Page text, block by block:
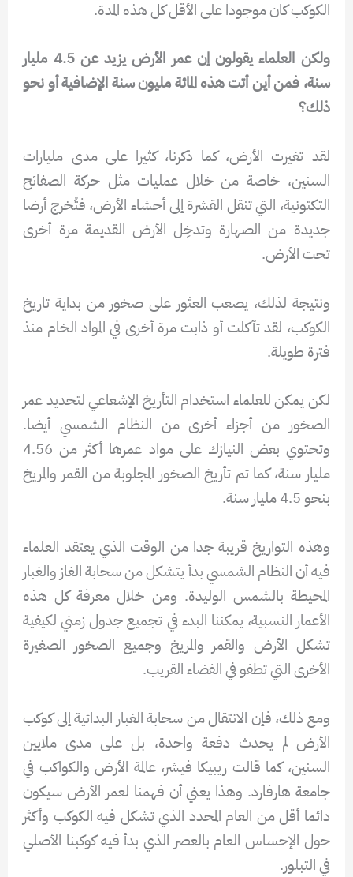
الكوكب كان موجودا على الأقل كل هذه المدة.
ولكن العلماء يقولون إن عمر الأرض يزيد عن 4.5 مليار
سنة، فمن أين أتت هذه المائة مليون سنة الإضافية أو نحو
ذلك؟
لقد تغيرت الأرض، كما ذكرنا، كثيرا على مدى مليارات
السنين، خاصة من خلال عمليات مثل حركة الصفائح
التكتونية، التي تنقل القشرة إلى أحشاء الأرض، فتُخرج أرضا
جديدة من الصهارة وتدخِل الأرض القديمة مرة أخرى
تحت الأرض.
ونتيجة لذلك، يصعب العثور على صخور من بداية تاريخ
الكوكب، لقد تآكلت أو ذابت مرة أخرى في المواد الخام منذ
فترة طويلة.
لكن يمكن للعلماء استخدام التأريخ الإشعاعي لتحديد عمر
الصخور من أجزاء أخرى من النظام الشمسي أيضا.
وتحتوي بعض النيازك على مواد عمرها أكثر من 4.56
مليار سنة، كما تم تأريخ الصخور المجلوبة من القمر والمريخ
بنحو 4.5 مليار سنة.
وهذه التواريخ قريبة جدا من الوقت الذي يعتقد العلماء
فيه أن النظام الشمسي بدأ يتشكل من سحابة الغاز والغبار
المحيطة بالشمس الوليدة. ومن خلال معرفة كل هذه
الأعمار النسبية، يمكننا البدء في تجميع جدول زمني لكيفية
تشكل الأرض والقمر والمريخ وجميع الصخور الصغيرة
الأخرى التي تطفو في الفضاء القريب.
ومع ذلك، فإن الانتقال من سحابة الغبار البدائية إلى كوكب
الأرض لم يحدث دفعة واحدة، بل على مدى ملايين
السنين، كما قالت ريبيكا فيشر، عالمة الأرض والكواكب في
جامعة هارفارد. وهذا يعني أن فهمنا لعمر الأرض سيكون
دائما أقل من العام المحدد الذي تشكل فيه الكوكب وأكثر
حول الإحساس العام بالعصر الذي بدأ فيه كوكبنا الأصلي
في التبلور.